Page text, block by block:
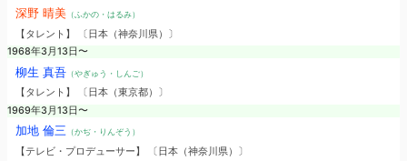
深野 晴美（ふかの・はるみ）
【タレント】 〔日本（神奈川県）〕
1968年3月13日〜
柳生 真吾（やぎゅう・しんご）
【タレント】 〔日本（東京都）〕
1969年3月13日〜
加地 倫三 （かぢ・りんぞう）
【テレビ・プロデューサー】 〔日本（神奈川県）〕